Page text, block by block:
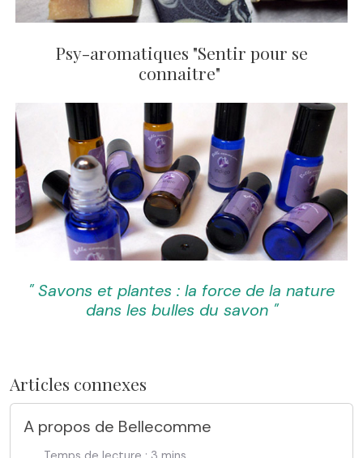
Psy-aromatiques "Sentir pour se
connaitre"
" Savons et plantes : la force de la nature
dans les bulles du savon "
Articles connexes
A propos de Bellecomme